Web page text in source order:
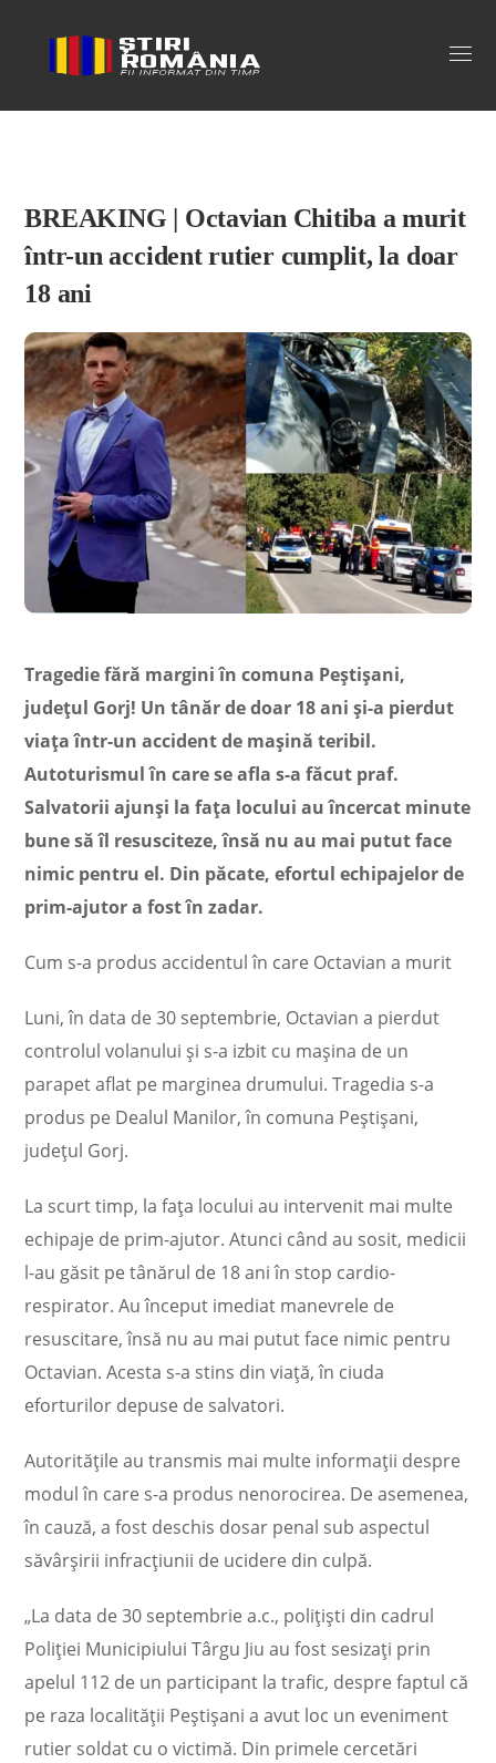
Stiri Romania
BREAKING | Octavian Chitiba a murit
într-un accident rutier cumplit, la doar
18 ani
Tragedie fără margini în comuna Peștișani,
județul Gorj! Un tânăr de doar 18 ani și-a pierdut
viața într-un accident de mașină teribil.
Autoturismul în care se afla s-a făcut praf.
Salvatorii ajunși la fața locului au încercat minute
bune să îl resusciteze, însă nu au mai putut face
nimic pentru el. Din păcate, efortul echipajelor de
prim-ajutor a fost în zadar.
Cum s-a produs accidentul în care Octavian a murit
Luni, în data de 30 septembrie, Octavian a pierdut
controlul volanului și s-a izbit cu maşina de un
parapet aflat pe marginea drumului. Tragedia s-a
produs pe Dealul Manilor, în comuna Peștișani,
județul Gorj.
La scurt timp, la fața locului au intervenit mai multe
echipaje de prim-ajutor. Atunci când au sosit, medicii
l-au găsit pe tânărul de 18 ani în stop cardio-
respirator. Au început imediat manevrele de
resuscitare, însă nu au mai putut face nimic pentru
Octavian. Acesta s-a stins din viață, în ciuda
eforturilor depuse de salvatori.
Autoritățile au transmis mai multe informații despre
modul în care s-a produs nenorocirea. De asemenea,
în cauză, a fost deschis dosar penal sub aspectul
săvârșirii infracțiunii de ucidere din culpă.
„La data de 30 septembrie a.c., polițiști din cadrul
Poliției Municipiului Târgu Jiu au fost sesizați prin
apelul 112 de un participant la trafic, despre faptul că
pe raza localității Peștișani a avut loc un eveniment
rutier soldat cu o victimă. Din primele cercetări